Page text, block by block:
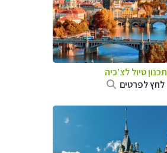
תכנון טיול לצ'כיה
לחץ לפרטים